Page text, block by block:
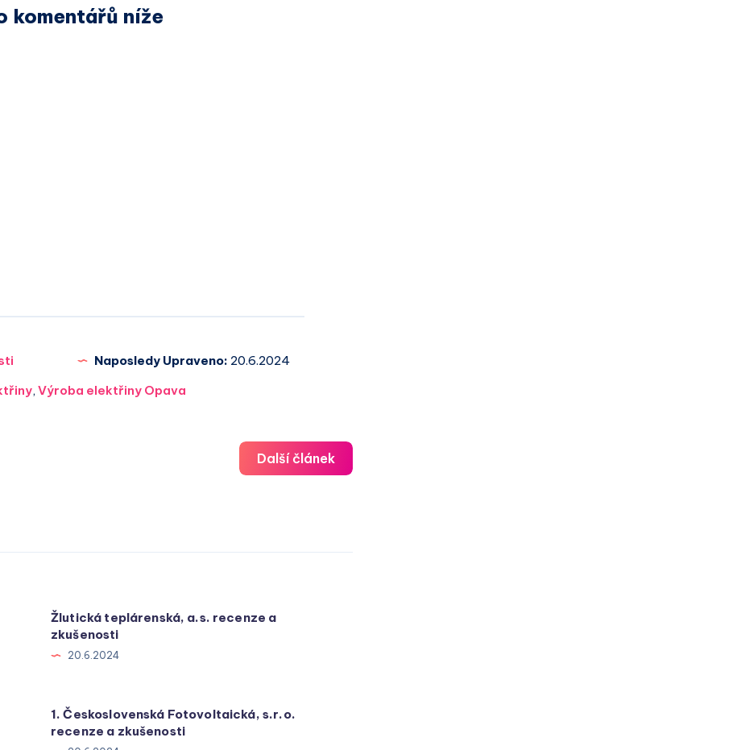
komentářů níže
Naposledy Upraveno: 20.6.2024
, Výroba elektřiny Opava
Další článek
Žlutická teplárenská, a.s. recenze a
zkušenosti
20.6.2024
1. Československá Fotovoltaická, s.r.o.
recenze a zkušenosti